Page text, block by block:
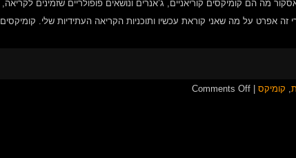
מה הם קומיקסים קוריאניים, ג’אנרים ונושאים פופולריים שזמינים לקריאה,
זה אפרט על מה שאני קוראת עכשיו ותוכניות הקריאה העתידיות שלי. קומיקסים
, קומיקס Comments Off
on